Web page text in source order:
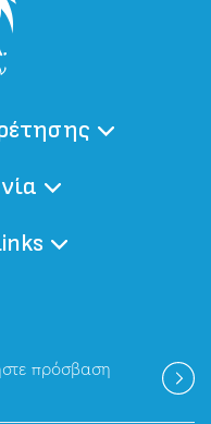
πρόσβαση